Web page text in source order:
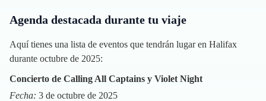
Agenda destacada durante tu viaje
Aquí tienes una lista de eventos que tendrán lugar en Halifax
durante octubre de 2025:
Concierto de Calling All Captains y Violet Night
Fecha: 3 de octubre de 2025